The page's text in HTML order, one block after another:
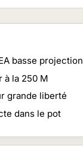
basse projection
à la 250 M
grande liberté
dans le pot